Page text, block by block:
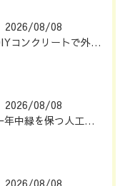
2026/08/08
DIYコンクリートで外構をおしゃれに仕上げる具体的なポイント集
2026/08/08
一年中緑を保つ人工芝の魅力と選び方
2026/08/08